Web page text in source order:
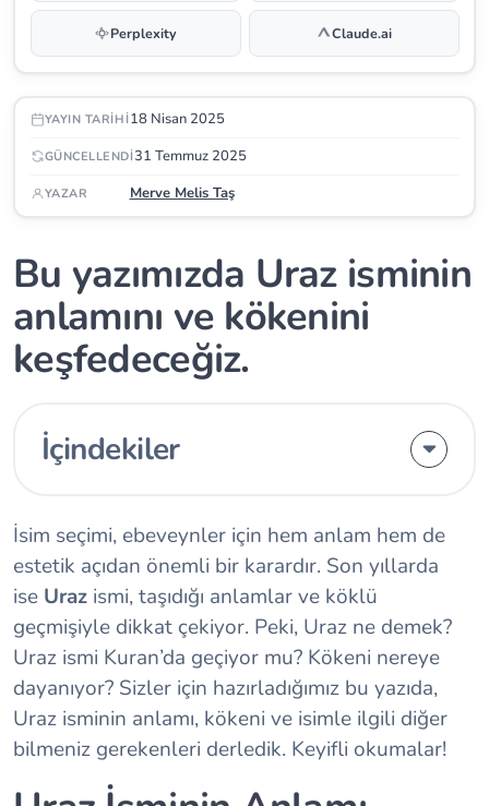
Perplexity Claude.ai
YAYIN TARIHI18 Nisan 2025
GÜNCELLENDI31 Temmuz 2025
YAZAR Merve Melis Taş
Bu yazımızda Uraz isminin
anlamını ve kökenini
keşfedeceğiz.
İçindekiler
İsim seçimi, ebeveynler için hem anlam hem de
estetik açıdan önemli bir karardır. Son yıllarda
ise Uraz ismi, taşıdığı anlamlar ve köklü
geçmişiyle dikkat çekiyor. Peki, Uraz ne demek?
Uraz ismi Kuran’da geçiyor mu? Kökeni nereye
dayanıyor? Sizler için hazırladığımız bu yazıda,
Uraz isminin anlamı, kökeni ve isimle ilgili diğer
bilmeniz gerekenleri derledik. Keyifli okumalar!